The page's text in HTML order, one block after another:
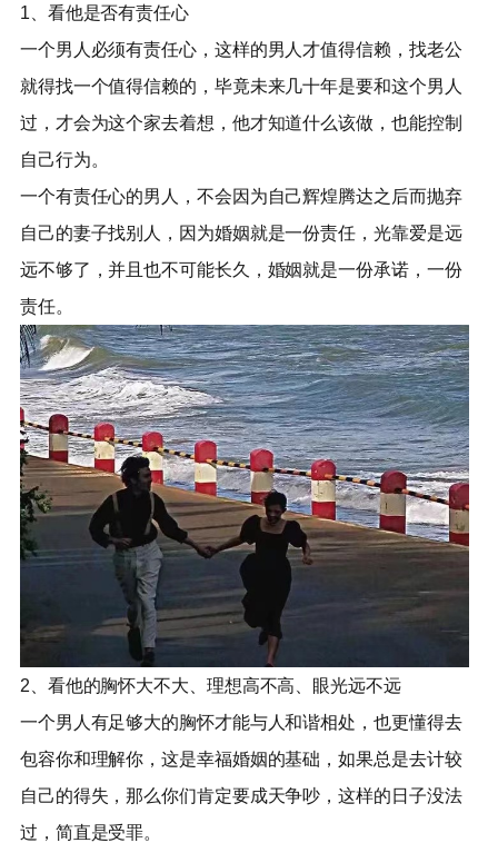
1、看他是否有责任心
一个男人必须有责任心，这样的男人才值得信赖，找老公
就得找一个值得信赖的，毕竟未来几十年是要和这个男人
过，才会为这个家去着想，他才知道什么该做，也能控制
自己行为。
一个有责任心的男人，不会因为自己辉煌腾达之后而抛弃
自己的妻子找别人，因为婚姻就是一份责任，光靠爱是远
远不够了，并且也不可能长久，婚姻就是一份承诺，一份
责任。
2、看他的胸怀大不大、理想高不高、眼光远不远
一个男人有足够大的胸怀才能与人和谐相处，也更懂得去
包容你和理解你，这是幸福婚姻的基础，如果总是去计较
自己的得失，那么你们肯定要成天争吵，这样的日子没法
过，简直是受罪。